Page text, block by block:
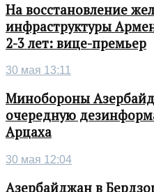
На восстановление
инфраструктуры
2-3 лет: вице-премьер
30 мая 13:11
Минобороны
очередную
Арцаха
30 мая 12:04
Азербайджан в